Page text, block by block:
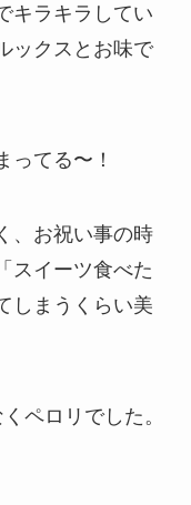
キラキラしてい
ックスとお味で
ってる〜！
、お祝い事の時
スイーツ食べた
しまうくらい美
ペロリでした。